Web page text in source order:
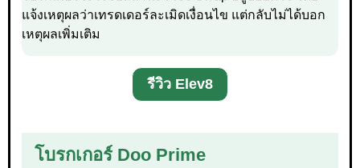
แจ้งเหตุผลว่าเทรดเดอร์ละเมิดเงื่อนไข แต่กลับไม่ได้บอก
เหตุผลเพิ่มเติม
รีวิว Elev8
โบรกเกอร์ Doo Prime